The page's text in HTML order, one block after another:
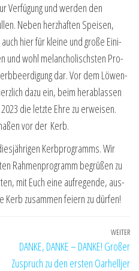
Ver­fü­gung und wer­den den
Neben herz­haf­ten Spei­sen,
hier für klei­ne und gro­ße Eini­
und wohl melan­cho­lischs­ten Pro­
dar. Vor dem Löwen-
dazu ein, beim her­ab­las­sen
die letz­te Ehre zu erwei­sen.
vor der Kerb.
Kerb­pro­gramms. Wir
Rah­men­pro­gramm begrü­ßen zu
mit Euch eine auf­re­gen­de, aus­
zusam­men fei­ern zu dürfen!
WEITER
DANKE, DANKE – DANKE! Großer
Zuspruch zu den ersten Oarhelljer